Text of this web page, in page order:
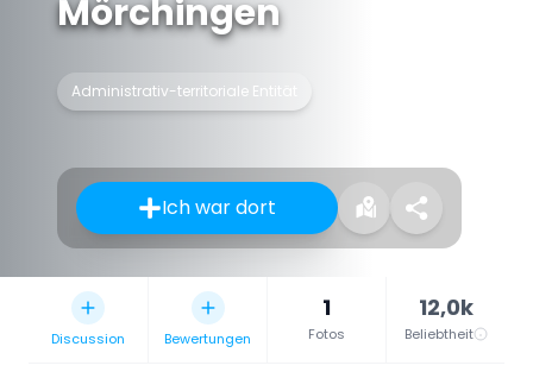
Mörchingen
Administrativ-territoriale Entität
Ich war dort
Discussion Bewertungen
1
Fotos
12,0k
Beliebtheit